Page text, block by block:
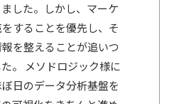
した。しかし、マーケ
することを優先し、そ
を整えることが追いつ
。 メソドロジック様に
日のデータ分析基盤を